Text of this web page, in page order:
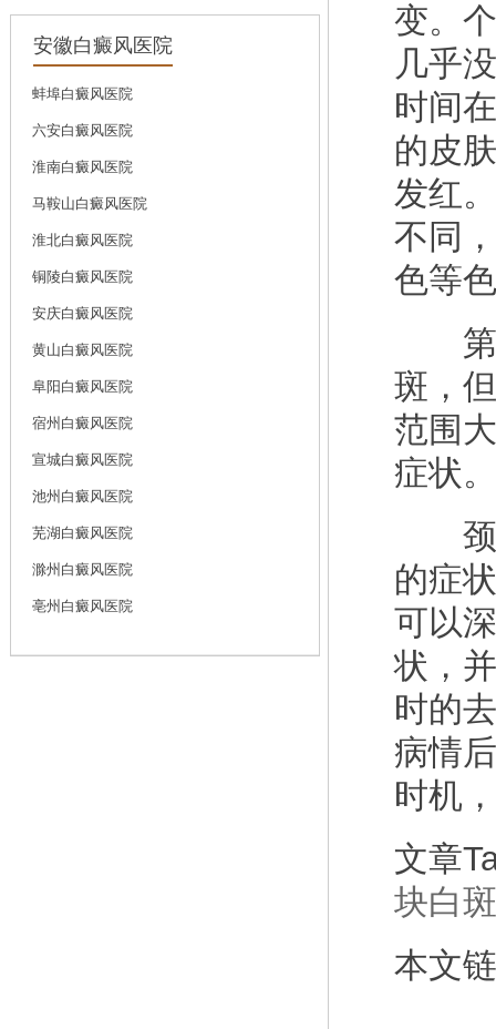
安徽白癜风医院
蚌埠白癜风医院
六安白癜风医院
淮南白癜风医院
马鞍山白癜风医院
淮北白癜风医院
铜陵白癜风医院
安庆白癜风医院
黄山白癜风医院
阜阳白癜风医院
宿州白癜风医院
宣城白癜风医院
池州白癜风医院
芜湖白癜风医院
滁州白癜风医院
亳州白癜风医院
变。
几乎
时间
的皮
发红
不同
色等
第三
斑，
范围
症状
颈部
的症
可以
状，
时的
病情
时机
文章
块白斑
本文